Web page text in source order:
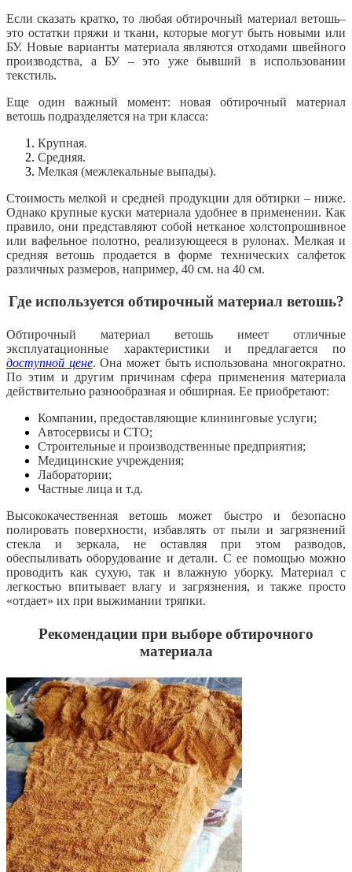
Если сказать кратко, то любая обтирочный материал ветошь–
это остатки пряжи и ткани, которые могут быть новыми или
БУ. Новые варианты материала являются отходами швейного
производства, а БУ – это уже бывший в использовании
текстиль.
Еще один важный момент: новая обтирочный материал
ветошь подразделяется на три класса:
Крупная.
Средняя.
Мелкая (межлекальные выпады).
Стоимость мелкой и средней продукции для обтирки – ниже.
Однако крупные куски материала удобнее в применении. Как
правило, они представляют собой нетканое холстопрошивное
или вафельное полотно, реализующееся в рулонах. Мелкая и
средняя ветошь продается в форме технических салфеток
различных размеров, например, 40 см. на 40 см.
Где используется обтирочный материал ветошь?
Обтирочный материал ветошь имеет отличные
эксплуатационные характеристики и предлагается по
доступной цене. Она может быть использована многократно.
По этим и другим причинам сфера применения материала
действительно разнообразная и обширная. Ее приобретают:
Компании, предоставляющие клининговые услуги;
Автосервисы и СТО;
Строительные и производственные предприятия;
Медицинские учреждения;
Лаборатории;
Частные лица и т.д.
Высококачественная ветошь может быстро и безопасно
полировать поверхности, избавлять от пыли и загрязнений
стекла и зеркала, не оставляя при этом разводов,
обеспыливать оборудование и детали. С ее помощью можно
проводить как сухую, так и влажную уборку. Материал с
легкостью впитывает влагу и загрязнения, и также просто
«отдает» их при выжимании тряпки.
Рекомендации при выборе обтирочного
материала